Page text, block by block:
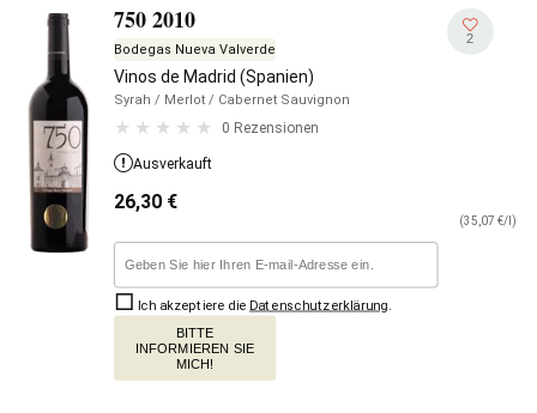
750 2010
Bodegas Nueva Valverde
Vinos de Madrid (Spanien)
Syrah / Merlot / Cabernet Sauvignon
0 Rezensionen
2
Ausverkauft
26,30 €
(35,07 €/l)
Ich akzeptiere die Datenschutzerklärung
BITTE
INFORMIEREN SIE
MICH!